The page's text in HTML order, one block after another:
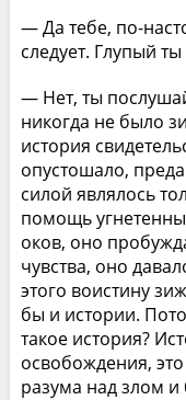
— Да тебе, по-
следует. Глупый
— Нет, ты
никогда не было
история
опустошало,
силой являлось
помощь
оков, оно
чувства, оно
этого воистину
бы и истории.
такое история?
освобождения,
разума над злом